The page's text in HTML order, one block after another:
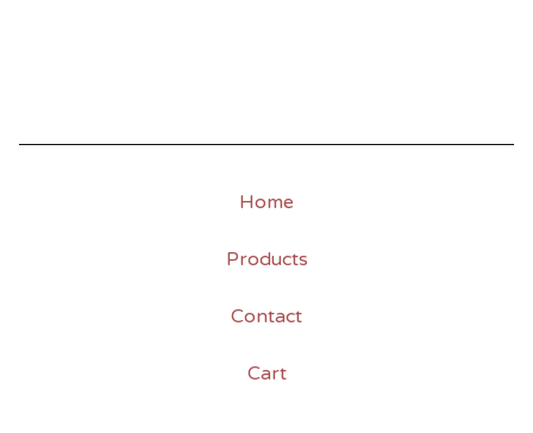
Home
Products
Contact
Cart